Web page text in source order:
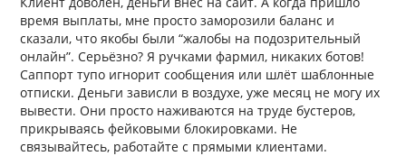
время выплаты, мне просто заморозили баланс и
сказали, что якобы были “жалобы на подозрительный
онлайн”. Серьёзно? Я ручками фармил, никаких ботов!
Саппорт тупо игнорит сообщения или шлёт шаблонные
отписки. Деньги зависли в воздухе, уже месяц не могу их
вывести. Они просто наживаются на труде бустеров,
прикрываясь фейковыми блокировками. Не
связывайтесь, работайте с прямыми клиентами.